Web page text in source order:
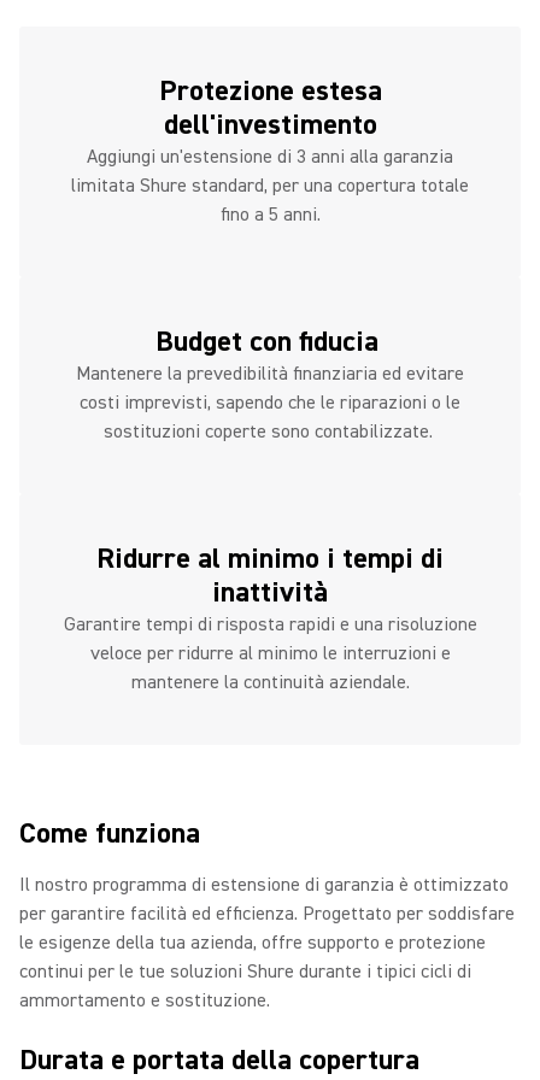
Protezione estesa
dell'investimento
Aggiungi un'estensione di 3 anni alla garanzia
limitata Shure standard, per una copertura totale
fino a 5 anni.
Budget con fiducia
Mantenere la prevedibilità finanziaria ed evitare
costi imprevisti, sapendo che le riparazioni o le
sostituzioni coperte sono contabilizzate.
Ridurre al minimo i tempi di
inattività
Garantire tempi di risposta rapidi e una risoluzione
veloce per ridurre al minimo le interruzioni e
mantenere la continuità aziendale.
Come funziona
Il nostro programma di estensione di garanzia è ottimizzato
per garantire facilità ed efficienza. Progettato per soddisfare
le esigenze della tua azienda, offre supporto e protezione
continui per le tue soluzioni Shure durante i tipici cicli di
ammortamento e sostituzione.
Durata e portata della copertura